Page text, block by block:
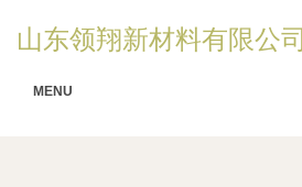
山东领翔新材料有限公司
MENU